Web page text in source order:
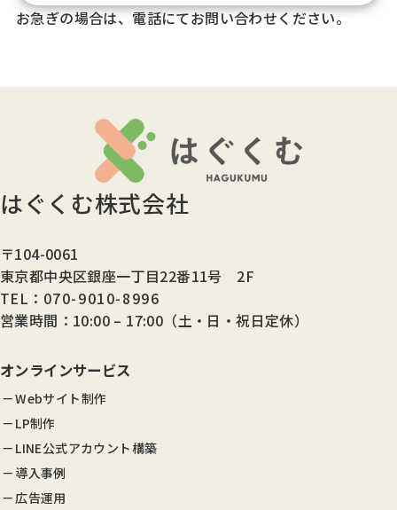
お急ぎの場合は、電話にてお問い合わせください。
はぐくむ株式会社
〒104-0061
東京都中央区銀座一丁目22番11号 2F
TEL： 070-9010-8996
営業時間：10:00 – 17:00（土・日・祝日定休）
オンラインサービス
Webサイト制作
LP制作
LINE公式アカウント構築
導入事例
広告運用